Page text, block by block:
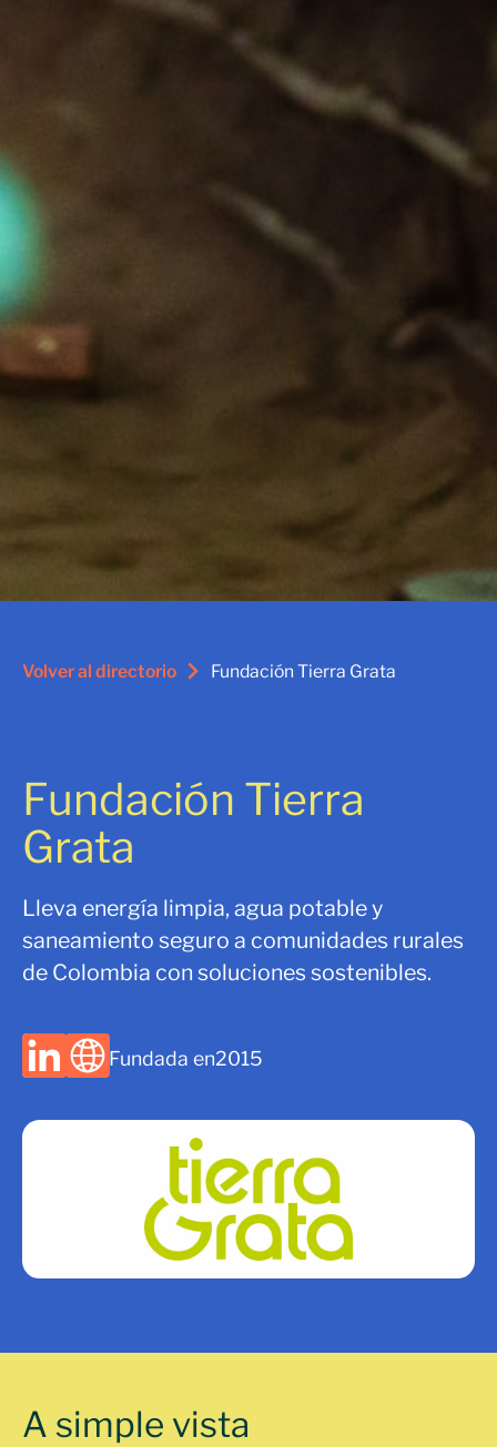
Volver al directorio Fundación Tierra Grata
Fundación Tierra
Grata
Lleva energía limpia, agua potable y
saneamiento seguro a comunidades rurales
de Colombia con soluciones sostenibles.
Fundada en2015
A simple vista